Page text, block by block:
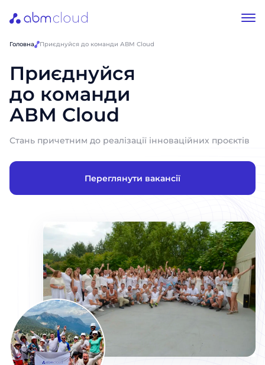
Головна Приєднуйся до команди АВМ Cloud
Приєднуйся
до команди
АВМ Cloud
Стань причетним до реалізації інноваційних проєктів
Переглянути вакансії